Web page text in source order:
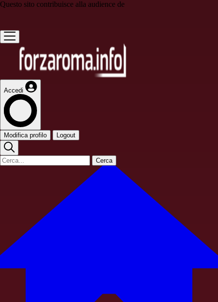
Questo sito contribuisce alla audience de
Accedi
Modifica profilo Logout
Cerca